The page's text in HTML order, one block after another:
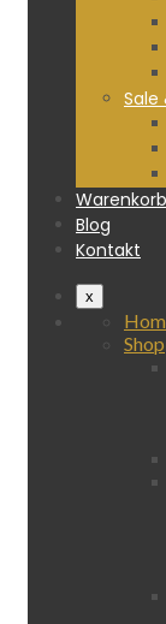
Sale
Blog
Kontakt
x
Shop